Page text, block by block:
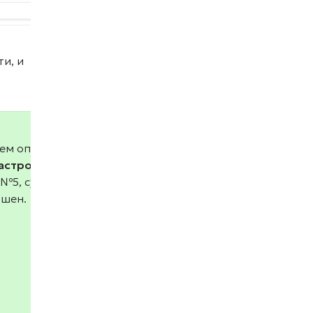
и
опубликовать его или опубликовать сразу
портала
существует кнопка